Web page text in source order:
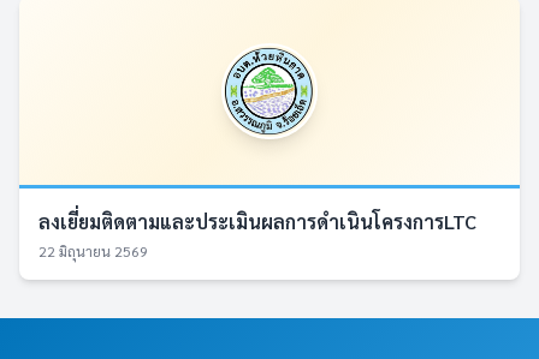
ลงเยี่ยมติดตามและประเมินผลการดำเนินโครงการLTC
22 มิถุนายน 2569